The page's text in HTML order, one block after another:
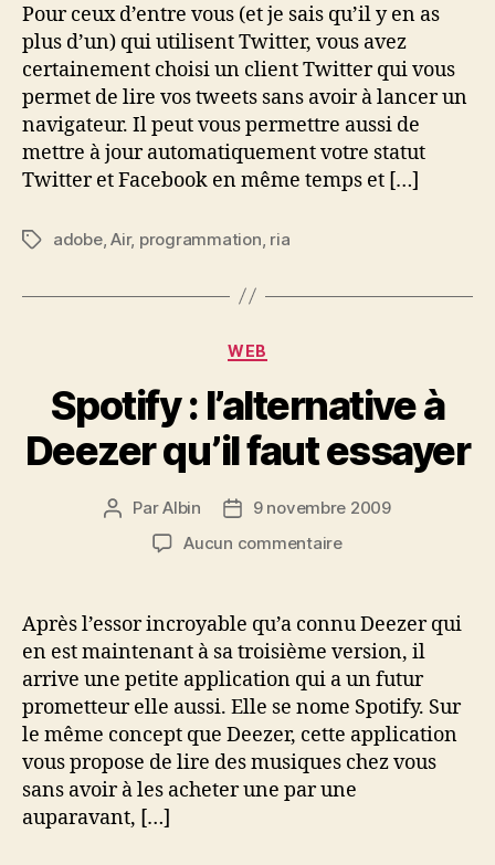
Pour ceux d’entre vous (et je sais qu’il y en as
plus d’un) qui utilisent Twitter, vous avez
certainement choisi un client Twitter qui vous
permet de lire vos tweets sans avoir à lancer un
navigateur. Il peut vous permettre aussi de
mettre à jour automatiquement votre statut
Twitter et Facebook en même temps et […]
Étiquettes
adobe,Air, programmation ria
Catégories
WEB
Spotify : l’alternative à
Deezer qu’il faut essayer
Auteur
l’article
ParAlbin
Date9 novembre 2009
Aucun commentairesur
l’alternative
Deezer
qu’il
faut
essayer
Après l’essor incroyable qu’a connu Deezer qui
en est maintenant à sa troisième version, il
arrive une petite application qui a un futur
prometteur elle aussi. Elle se nome Spotify. Sur
le même concept que Deezer, cette application
vous propose de lire des musiques chez vous
sans avoir à les acheter une par une
auparavant, […]